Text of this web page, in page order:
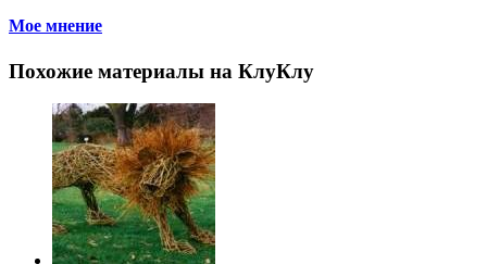
Мое мнение
Похожие материалы на КлуКлу